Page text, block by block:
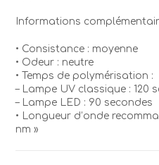
Informations
• Consistance : moyenne
• Odeur : neutre
• Temps de polymérisation :
– Lampe UV classique : 120
– Lampe LED : 90 secondes
• Longueur d’onde
nm »